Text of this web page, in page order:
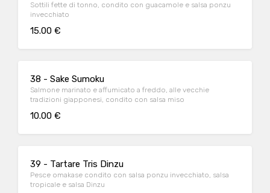
Sottili fette di tonno, condito con guacamole e salsa ponzu
invecchiato
15.00 €
38 - Sake Sumoku
Salmone marinato e affumicato a freddo, alle vecchie
tradizioni giapponesi, condito con salsa miso
10.00 €
39 - Tartare Tris Dinzu
Pesce omakase condito con salsa ponzu invecchiato, salsa
tropicale e salsa Dinzu